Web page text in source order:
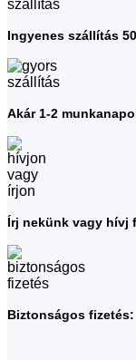
Ingyenes szállítás
Akár 1-2
Írj nekünk vagy hívj
Biztonságos fizetés: